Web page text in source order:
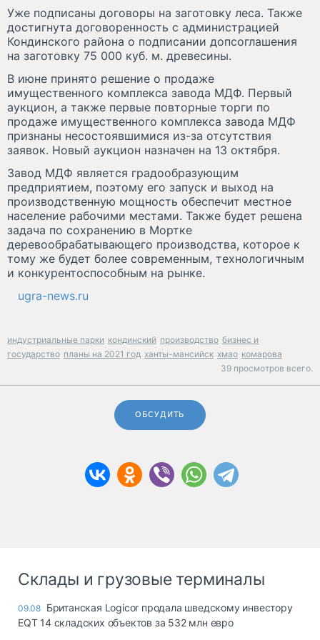
Уже подписаны договоры на заготовку леса. Также
достигнута договоренность с администрацией
Кондинского района о подписании допсоглашения
на заготовку 75 000 куб. м. древесины.
В июне принято решение о продаже
имущественного комплекса завода МДФ. Первый
аукцион, а также первые повторные торги по
продаже имущественного комплекса завода МДФ
признаны несостоявшимися из-за отсутствия
заявок. Новый аукцион назначен на 13 октября.
Завод МДФ является градообразующим
предприятием, поэтому его запуск и выход на
производственную мощность обеспечит местное
население рабочими местами. Также будет решена
задача по сохранению в Мортке
деревообрабатывающего производства, которое к
тому же будет более современным, технологичным
и конкурентоспособным на рынке.
ugra-news.ru
индустриальные парки кондинский производство бизнес и
государство планы на 2021 год ханты-мансийск хмао комарова
39 просмотров всего.
ОБСУДИТЬ
Склады и грузовые терминалы
09.08 Британская Logicor продала шведскому инвестору
EQT 14 складских объектов за 532 млн евро